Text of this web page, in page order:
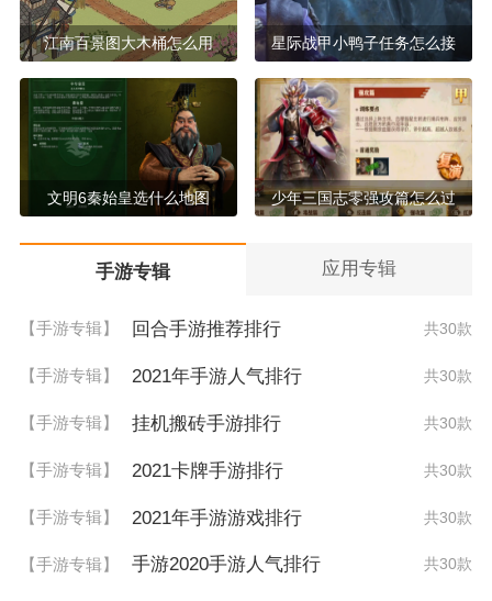
江南百景图大木桶怎么用 星际战甲小鸭子任务怎么接
文明6秦始皇选什么地图 少年三国志零强攻篇怎么过
手游专辑 应用专辑
【手游专辑】 回合手游推荐排行 共30款
【手游专辑】 2021年手游人气排行 共30款
【手游专辑】 挂机搬砖手游排行 共30款
【手游专辑】 2021卡牌手游排行 共30款
【手游专辑】 2021年手游游戏排行 共30款
【手游专辑】 手游2020手游人气排行 共30款